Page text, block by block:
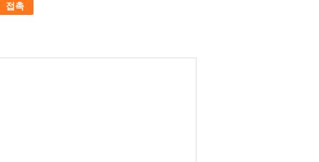
접촉